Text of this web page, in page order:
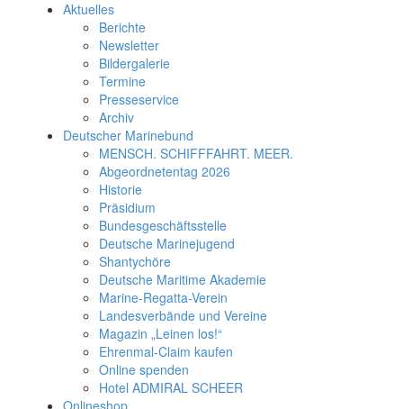
Aktuelles
Berichte
Newsletter
Bildergalerie
Termine
Presseservice
Archiv
Deutscher Marinebund
MENSCH. SCHIFFFAHRT. MEER.
Abgeordnetentag 2026
Historie
Präsidium
Bundesgeschäftsstelle
Deutsche Marinejugend
Shantychöre
Deutsche Maritime Akademie
Marine-Regatta-Verein
Landesverbände und Vereine
Magazin „Leinen los!“
Ehrenmal-Claim kaufen
Online spenden
Hotel ADMIRAL SCHEER
Onlineshop